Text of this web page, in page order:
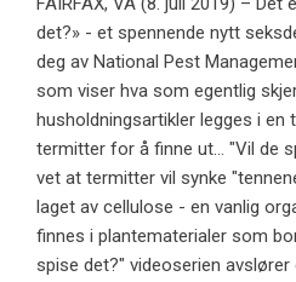
det?» - et spennende nytt
deg av National Pest
som viser hva som egentlig
husholdningsartikler legges i en
termitter for å finne ut... "Vil de
vet at termitter vil synke
laget av cellulose - en vanlig
finnes i plantematerialer som
spise det?" videoserien avslører